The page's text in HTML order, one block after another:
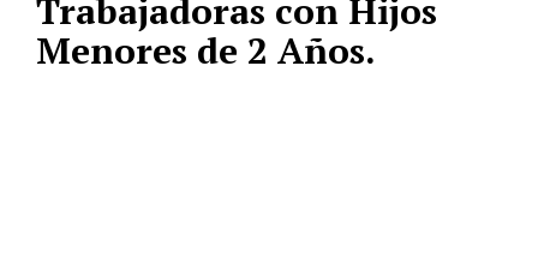
Trabajadoras con Hijos
Menores de 2 Años.